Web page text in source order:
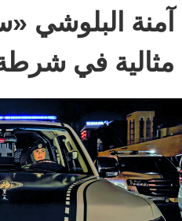
آمنة البلوشي
مثالية في